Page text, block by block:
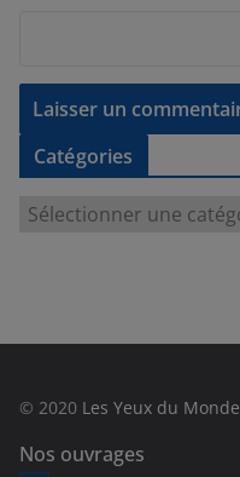
Catégories
e
© 2020 Les Yeux du Monde
Nos ouvrages